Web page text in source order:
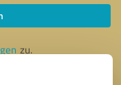
zu.